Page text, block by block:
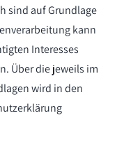
sind auf Grundlage
kann
Interesses
Über die jeweils im
wird in den